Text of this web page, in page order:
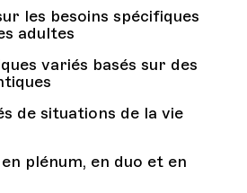
les besoins spécifiques
adultes
variés basés sur des
de situations de la vie
plénum, en duo et en